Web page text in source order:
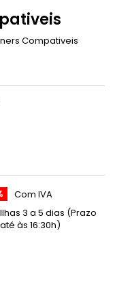
Compativeis
Com IVA
3 a 5 dias (Prazo
às 16:30h)